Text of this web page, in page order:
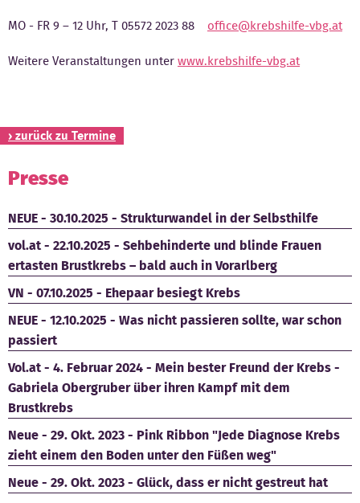
MO - FR 9 – 12 Uhr, T 05572 2023 88 office@krebshilfe-vbg.at
Weitere Veranstaltungen unterwww.krebshilfe-vbg.at
› zurück zu Termine
Presse
NEUE - 30.10.2025 - Strukturwandel in der Selbsthilfe
vol.at - 22.10.2025 - Sehbehinderte und blinde Frauen
ertasten Brustkrebs – bald auch in Vorarlberg
VN - 07.10.2025 - Ehepaar besiegt Krebs
NEUE - 12.10.2025 - Was nicht passieren sollte, war schon
passiert
Vol.at - 4. Februar 2024 - Mein bester Freund der Krebs -
Gabriela Obergruber über ihren Kampf mit dem
Brustkrebs
Neue - 29. Okt. 2023 - Pink Ribbon "Jede Diagnose Krebs
zieht einem den Boden unter den Füßen weg"
Neue - 29. Okt. 2023 - Glück, dass er nicht gestreut hat